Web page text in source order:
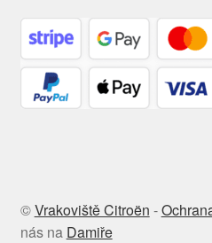
©Vrakoviště Citroën -
nás na Damiře